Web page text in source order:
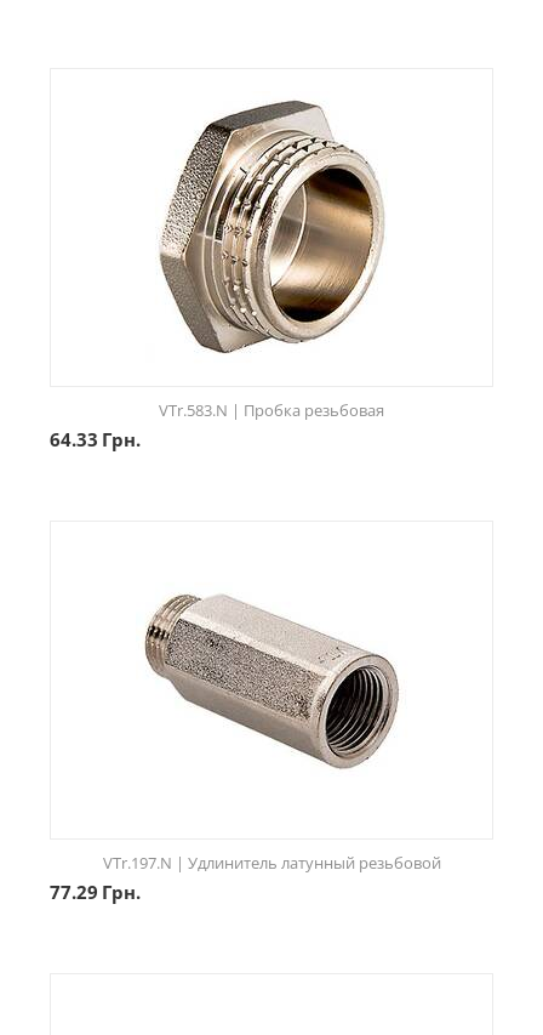
VTr.583.N | Пробка резьбовая
64.33 Грн.
VTr.197.N | Удлинитель латунный резьбовой
77.29 Грн.